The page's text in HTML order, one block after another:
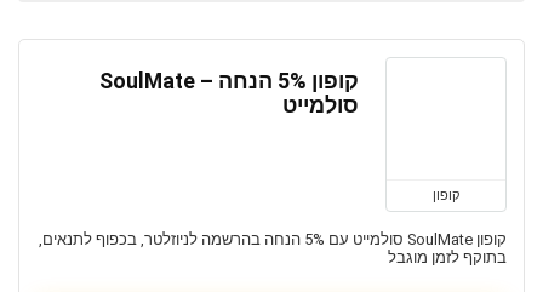
קופון
קופון 5% הנחה – SoulMate
סולמייט
קופון SoulMate סולמייט עם 5% הנחה בהרשמה לניוזלטר, בכפוף לתנאים,
בתוקף לזמן מוגבל